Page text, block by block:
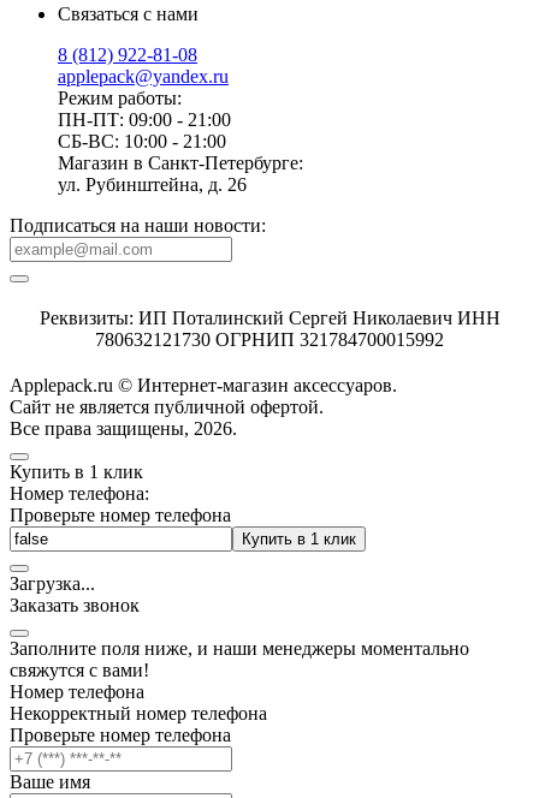
Связаться с нами
8 (812) 922-81-08
applepack@yandex.ru
Режим работы:
ПН-ПТ: 09:00 - 21:00
СБ-ВС: 10:00 - 21:00
Магазин в Санкт-Петербурге:
ул. Рубинштейна, д. 26
Подписаться на наши новости:
Реквизиты: ИП Поталинский Сергей Николаевич ИНН
780632121730 ОГРНИП 321784700015992
Applepack.ru © Интернет-магазин аксессуаров.
Cайт не является публичной офертой.
Все права защищены, 2026.
Купить в 1 клик
Номер телефона:
Проверьте номер телефона
Купить в 1 клик
Загрузка...
Заказать звонок
Заполните поля ниже, и наши менеджеры моментально
свяжутся с вами!
Номер телефона
Некорректный номер телефона
Проверьте номер телефона
Ваше имя